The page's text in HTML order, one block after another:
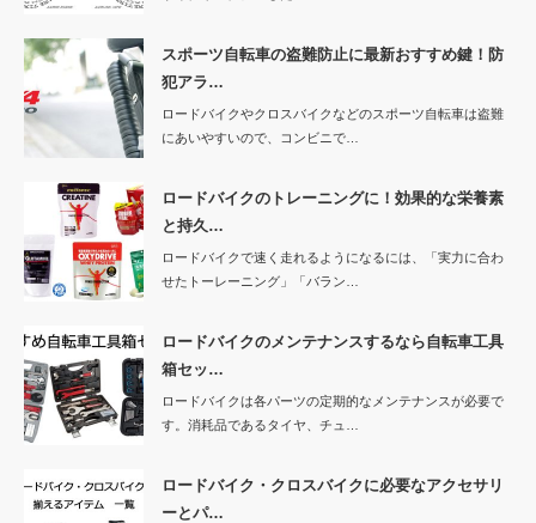
スポーツ自転車の盗難防止に最新おすすめ鍵！防
犯アラ…
ロードバイクやクロスバイクなどのスポーツ自転車は盗難
にあいやすいので、コンビニで…
ロードバイクのトレーニングに！効果的な栄養素
と持久…
ロードバイクで速く走れるようになるには、「実力に合わ
せたトーレーニング」「バラン…
ロードバイクのメンテナンスするなら自転車工具
箱セッ…
ロードバイクは各パーツの定期的なメンテナンスが必要で
す。消耗品であるタイヤ、チュ…
ロードバイク・クロスバイクに必要なアクセサリ
ーとパ…